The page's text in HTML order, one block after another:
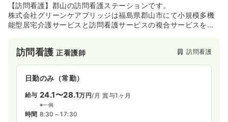
【訪問看護】郡山の訪問看護ステーションです。
株式会社グリーンケアブリッジは福島県郡山市にて小規模多機
能型居宅介護サービスと訪問看護サービスの複合サービスをご
2007年に株式会社日本ケアサプライ（福祉用具レンタル卸・販
売の東証二部上場企業）と株式会社ホット郡山（福祉用具販
売・レンタルの福島県老舗企業）の共同出資により設立されま
したが、2018年よりNSGグループのひとつとなり運営させてい
ただいております。NSGグループとは「 New Sustainable
Growth 新しい持続可能な成長」を目指すグループとして新潟
訪問看護正看護師 訪問看護
日勤のみ（常勤）
給与 24.1〜28.1万円/月 賞与1ヶ月
※一例
時間 8:30～17:30